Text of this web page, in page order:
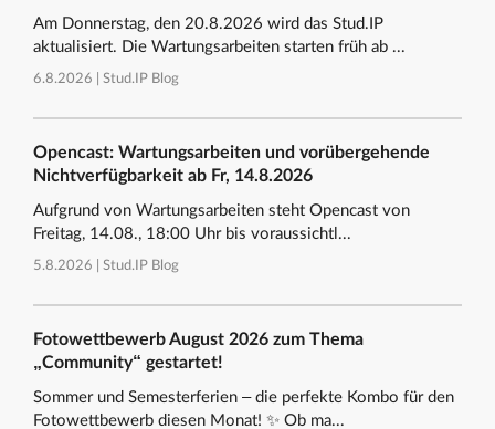
Am Donnerstag, den 20.8.2026 wird das Stud.IP
aktualisiert. Die Wartungsarbeiten starten früh ab ...
6.8.2026 | Stud.IP Blog
Opencast: Wartungsarbeiten und vorübergehende
Nichtverfügbarkeit ab Fr, 14.8.2026
Aufgrund von Wartungsarbeiten steht Opencast von
Freitag, 14.08., 18:00 Uhr bis voraussichtl...
5.8.2026 | Stud.IP Blog
Fotowettbewerb August 2026 zum Thema
„Community“ gestartet!
Sommer und Semesterferien – die perfekte Kombo für den
Fotowettbewerb diesen Monat! ✨ Ob ma...